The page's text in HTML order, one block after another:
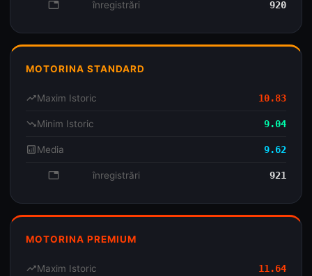
database înregistrări 920
MOTORINA STANDARD
trending_upMaxim Istoric 10.83
trending_downMinim Istoric 9.04
analyticsMedia 9.62
database înregistrări 921
MOTORINA PREMIUM
trending_upMaxim Istoric 11.64